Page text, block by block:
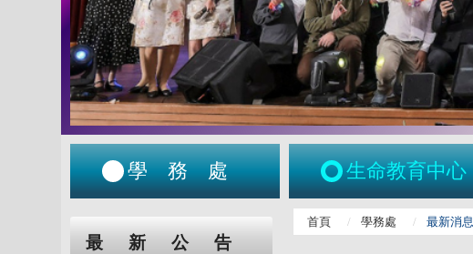
學務處 生命教育中心
最新公告
首頁 學務處 最新消息